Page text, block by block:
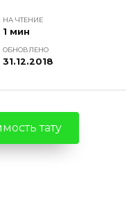
НА ЧТЕНИЕ
1 мин
ОБНОВЛЕНО
31.12.2018
тату